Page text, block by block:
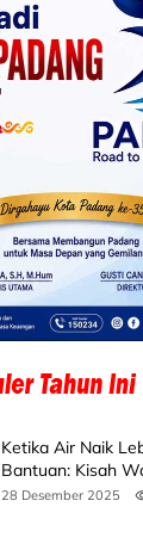
Ketika Air Naik
Bantuan: Kisah
Koto Baru
28 Desember 2025